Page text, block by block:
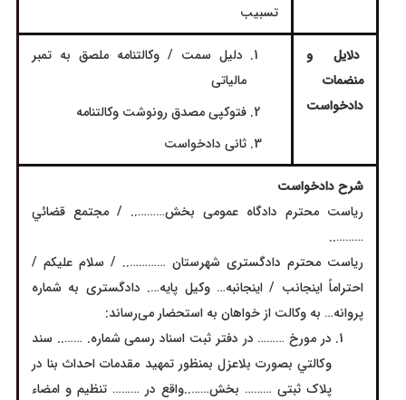
تسبیب
دلایل و
منضمات
دادخواست
دلیل سمت / وکالتنامه ملصق به تمبر
مالیاتی
فتوکپی مصدق رونوشت وکالتنامه
ثانی دادخواست
شرح دادخواست
ریاست محترم دادگاه عمومی بخش……….. / مجتمع قضائي
………..
ریاست محترم دادگستری شهرستان ………….. / سلام علیکم /
احتراماً اینجانب / اینجانبه… وکیل پایه…. دادگستری به شماره
پروانه… به وکالت از خواهان به استحضار می‌رساند:
در مورخ ……… در دفتر ثبت اسناد رسمی شماره. …….. سند
وكالتي بصورت بلاعزل بمنظور تمهید مقدمات احداث بنا در
پلاک ثبتی ……… بخش……..واقع در ……… تنظیم و امضاء